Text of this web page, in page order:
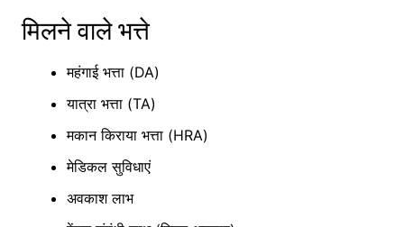
मिलने वाले भत्ते
महंगाई भत्ता (DA)
यात्रा भत्ता (TA)
मकान किराया भत्ता (HRA)
मेडिकल सुविधाएं
अवकाश लाभ